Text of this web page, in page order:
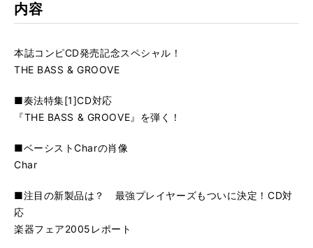
内容
本誌コンピCD発売記念スペシャル！
THE BASS & GROOVE
■奏法特集[1]CD対応
『THE BASS & GROOVE』を弾く！
■ベーシストCharの肖像
Char
■注目の新製品は？ 最強プレイヤーズもついに決定！CD対
応
楽器フェア2005レポート